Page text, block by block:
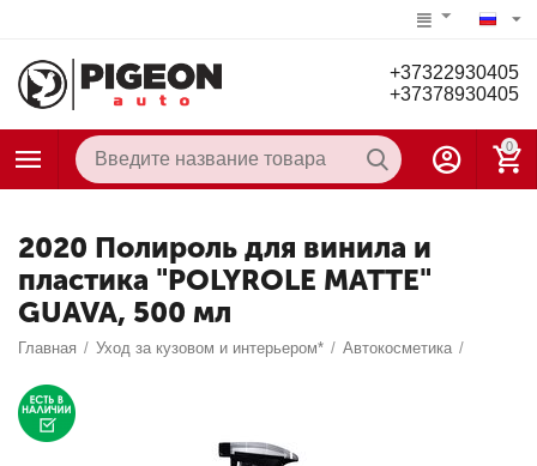
+37322930405
+37378930405
0
2020 Полироль для винила и
пластика "POLYROLE MATTE"
GUAVA, 500 мл
Главная / Уход за кузовом и интерьером* / Автокосметика /